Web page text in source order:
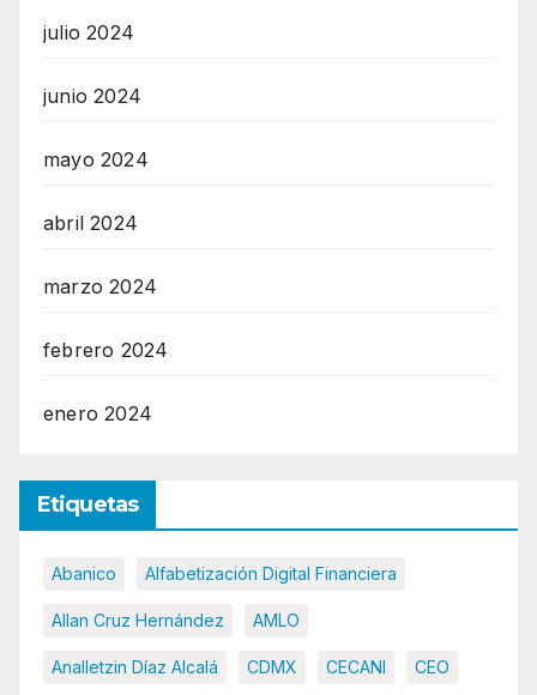
julio 2024
junio 2024
mayo 2024
abril 2024
marzo 2024
febrero 2024
enero 2024
Etiquetas
Abanico Alfabetización Digital Financiera
Allan Cruz Hernández AMLO
Analletzin Díaz Alcalá CDMX CECANI CEO